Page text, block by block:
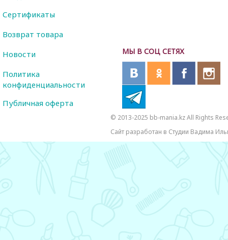
МЫ В СОЦ СЕТЯХ
Сертификаты
Возврат товара
Новости
Политика
конфиденциальности
Публичная оферта
© 2013-2025 bb-mania.kz All Rights
Сайт разработан в Студии Вадима